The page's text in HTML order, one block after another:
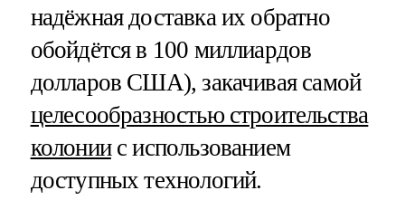
надёжная доставка их обратно
обойдётся в 100 миллиардов
долларов США), закачивая самой
целесообразностью строительства
колониис использованием
доступных технологий.